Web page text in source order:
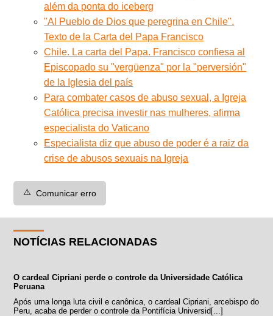
além da ponta do iceberg
"Al Pueblo de Dios que peregrina en Chile".
Texto de la Carta del Papa Francisco
Chile. La carta del Papa. Francisco confiesa al
Episcopado su "vergüenza" por la "perversión"
de la Iglesia del país
Para combater casos de abuso sexual, a Igreja
Católica precisa investir nas mulheres, afirma
especialista do Vaticano
Especialista diz que abuso de poder é a raiz da
crise de abusos sexuais na Igreja
⚠️ Comunicar erro
NOTÍCIAS RELACIONADAS
O cardeal Cipriani perde o controle da Universidade Católica
Peruana
Após uma longa luta civil e canônica, o cardeal Cipriani, arcebispo do
Peru, acaba de perder o controle da Pontifícia Universid[...]